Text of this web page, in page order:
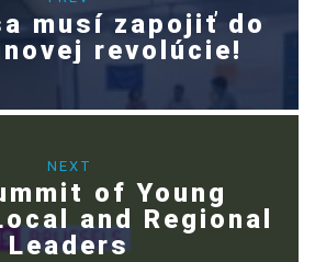
musí zapojiť do
revolúcie!
NEXT
of Young
and Regional
Leaders